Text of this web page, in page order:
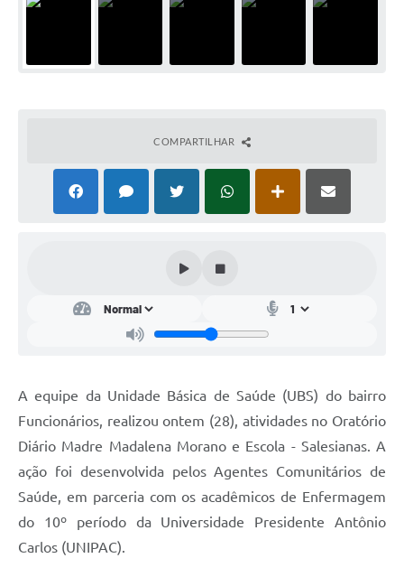
Intranet
3º Jornada Empreendedora BQ
Festival Gastronômico
Emprega Barbacena
Carta de Serviços
Telefones Úteis
SIC
COMPARTILHAR
A equipe da Unidade Básica de Saúde (UBS) do bairro
Funcionários, realizou ontem (28), atividades no Oratório
Diário Madre Madalena Morano e Escola - Salesianas. A
ação foi desenvolvida pelos Agentes Comunitários de
Saúde, em parceria com os acadêmicos de Enfermagem
do 10º período da Universidade Presidente Antônio
Carlos (UNIPAC).